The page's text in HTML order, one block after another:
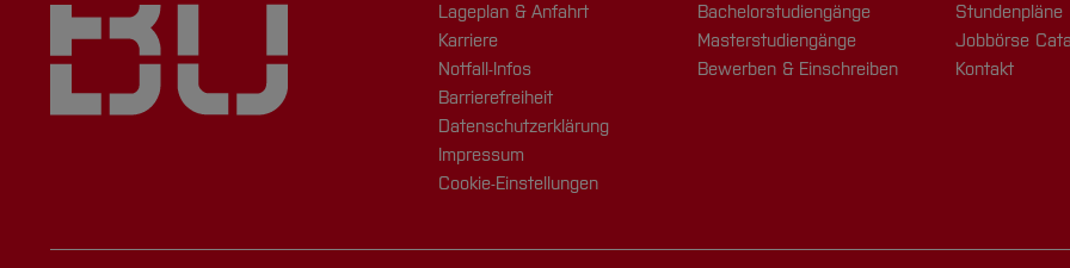
Lageplan & Anfahrt
Karriere
Notfall-Infos
Barrierefreiheit
Datenschutzerklärung
Impressum
Cookie-Einstellungen
Bachelorstudiengänge
Masterstudiengänge
Bewerben & Einschreiben
Stundenpläne
Jobbörse
Kontakt